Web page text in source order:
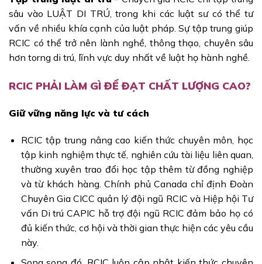
sâu vào LUẬT DI TRÚ, trong khi các luật sư có thể tư
vấn về nhiều khía cạnh của luật pháp. Sự tập trung giúp
RCIC có thể trở nên lành nghề, thông thạo, chuyên sâu
hơn torng di trú, lĩnh vực duy nhất về luật họ hành nghề.
RCIC PHẢI LÀM GÌ ĐỂ ĐẠT CHẤT LƯỢNG CAO?
Giữ vững năng lực và tư cách
RCIC tập trung nâng cao kiến thức chuyên môn, học
tập kinh nghiệm thực tế, nghiên cứu tài liệu liên quan,
thường xuyên trao đổi học tập thêm từ đồng nghiệp
và từ khách hàng. Chính phủ Canada chỉ định Đoàn
Chuyên Gia CICC quản lý đội ngũ RCIC và Hiệp hội Tư
vấn Di trú CAPIC hỗ trợ đội ngũ RCIC đảm bảo họ có
đủ kiến thức, cơ hội và thời gian thực hiện các yêu cầu
này.